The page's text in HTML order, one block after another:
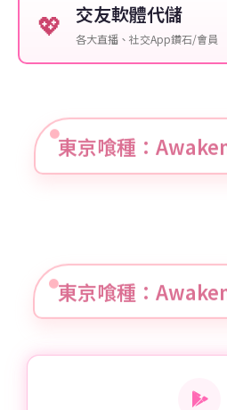
💖 交友軟體代儲
各大直播、社交App鑽石/會員
東京喰種：
東京喰種：